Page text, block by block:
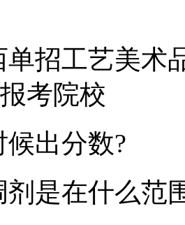
单招工艺美术
考院校
出分数?
是在什么范